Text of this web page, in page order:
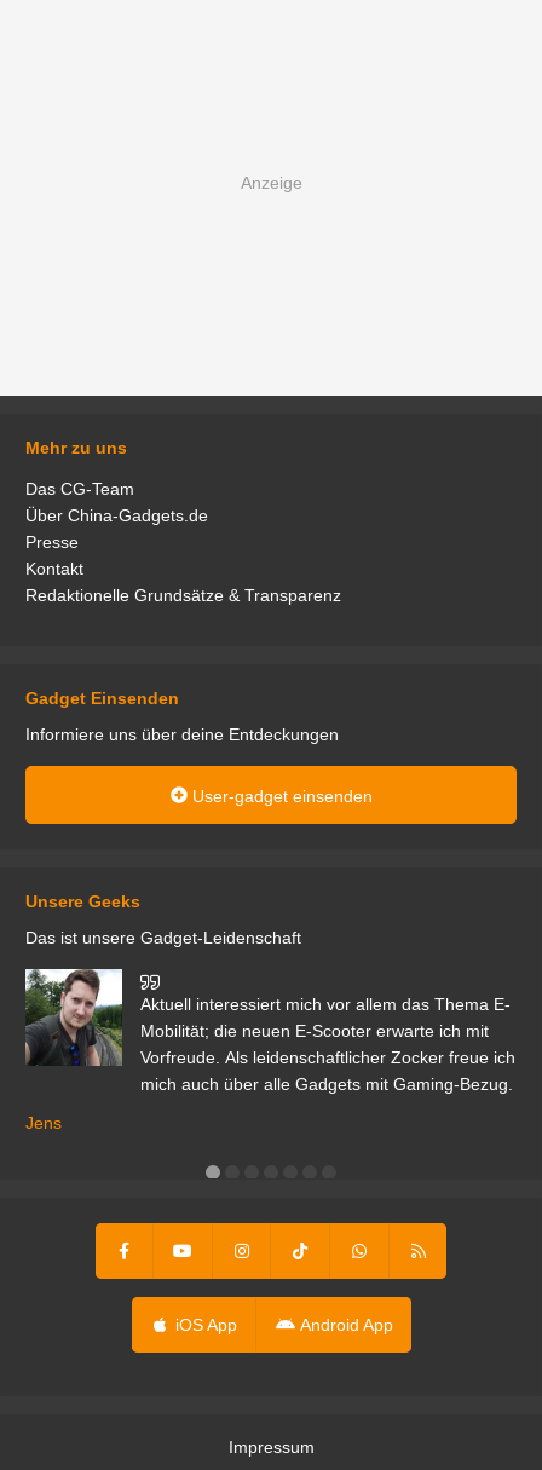
Mehr zu uns
Das CG-Team
Über China-Gadgets.de
Presse
Kontakt
Redaktionelle Grundsätze & Transparenz
Gadget Einsenden
Informiere uns über deine Entdeckungen
User-gadget einsenden
Unsere Geeks
Das ist unsere Gadget-Leidenschaft
Aktuell interessiert mich vor allem das Thema E-
Mobilität; die neuen E-Scooter erwarte ich mit
Vorfreude. Als leidenschaftlicher Zocker freue ich
mich auch über alle Gadgets mit Gaming-Bezug.
Jens
iOS App Android App
Impressum